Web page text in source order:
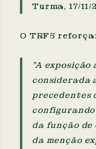
Turma, 17/11/
O TRF5 reforça:
"A exposição
considerada
precedentes
da função
da menção